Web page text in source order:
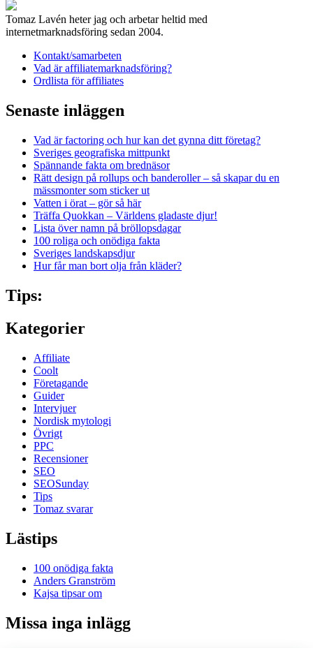
Tomaz Lavén heter jag och arbetar heltid med
internetmarknadsföring sedan 2004.
Kontakt/samarbeten
Vad är affiliatemarknadsföring?
Ordlista för affiliates
Senaste inläggen
Vad är factoring och hur kan det gynna ditt företag?
Sveriges geografiska mittpunkt
Spännande fakta om brednäsor
Rätt design på rollups och banderoller – så skapar du en
mässmonter som sticker ut
Vatten i örat – gör så här
Träffa Quokkan – Världens gladaste djur!
Lista över namn på bröllopsdagar
100 roliga och onödiga fakta
Sveriges landskapsdjur
Hur får man bort olja från kläder?
Tips:
Kategorier
Affiliate
Coolt
Företagande
Guider
Intervjuer
Nordisk mytologi
Övrigt
PPC
Recensioner
SEO
SEOSunday
Tips
Tomaz svarar
Lästips
100 onödiga fakta
Anders Granström
Kajsa tipsar om
Missa inga inlägg